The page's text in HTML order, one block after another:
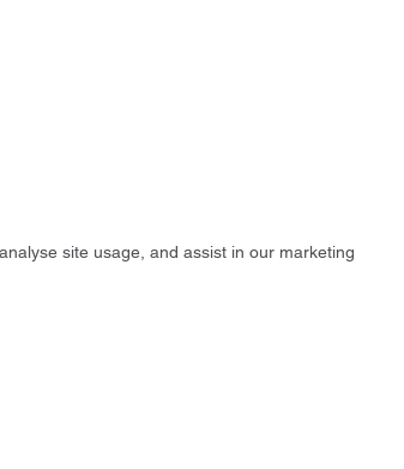
site usage, and assist in our marketing